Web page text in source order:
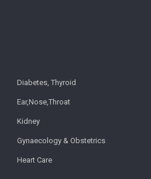
Diabetes, Thyroid
Ear,Nose,Throat
Kidney
Gynaecology & Obstetrics
Heart Care